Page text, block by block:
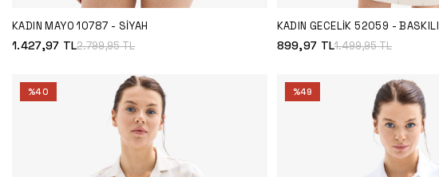
KADIN MAYO 10787 - SIYAH
1.427,97 TL2.799,95TL
KADIN GECELIK 52059 - BASKILI
899,97 TL1.499,95TL
%40 %49